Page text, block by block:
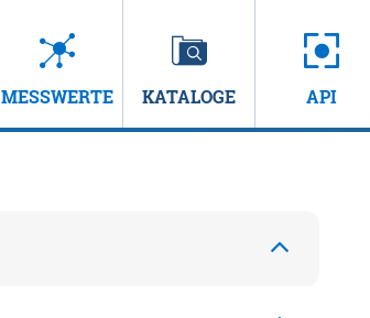
MESSWERTE KATALOGE API